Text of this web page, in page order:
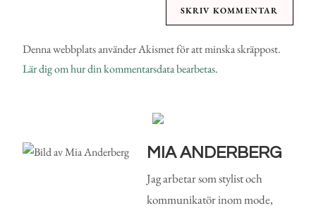
Denna webbplats använder Akismet för att minska skräppost.
Lär dig om hur din kommentarsdata bearbetas.
MIA ANDERBERG
Jag arbetar som stylist och
kommunikatör inom mode,